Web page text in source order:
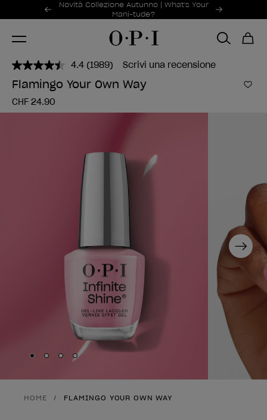
Offerte promozionali
Novità Collezione Autunno | What's Your
Mani-tude?
Item 1 of 2
4.4 Leggi
1989
recensioni.
(1989) Scrivi una recensione
Flamingo Your Own Way
CHF 24.90
Next
Skip to slide
Skip to slide
Skip to slide
Skip to slide
HOME FLAMINGO YOUR OWN WAY